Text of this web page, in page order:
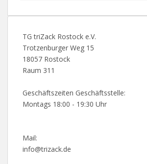
TG triZack Rostock e.V.
Trotzenburger Weg 15
18057 Rostock
Raum 311
Geschäftszeiten Geschäftsstelle:
Montags 18:00 - 19:30 Uhr
Mail:
info@trizack.de